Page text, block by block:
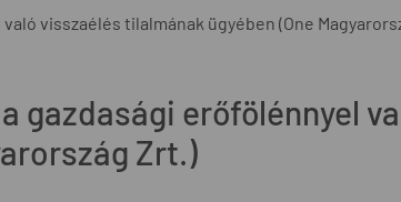
visszaélés tilalmának ügyében (One
gazdasági erőfölénnyel
Zrt.)